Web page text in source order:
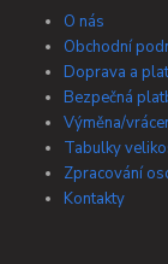
O nás
Obchodní
Doprava a
Bezpečná
Výměna/
Tabulky
Zpracování
Kontakty